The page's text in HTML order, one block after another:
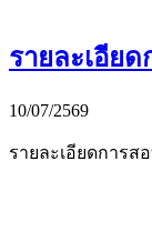
รายละเอีย
10/07/2569
รายละเอียดการส